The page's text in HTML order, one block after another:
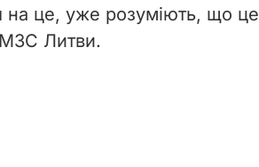
на це, уже розуміють, що це
МЗС Литви.